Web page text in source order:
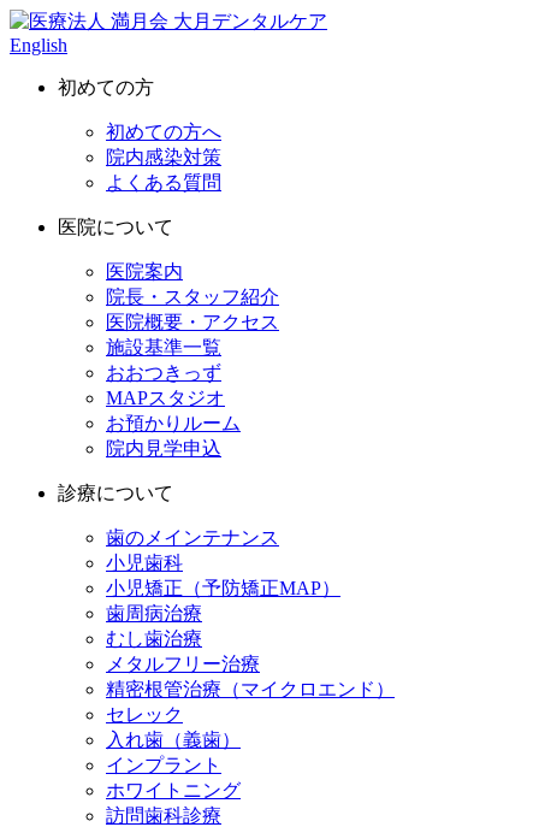
English
初めての方
初めての方へ
院内感染対策
よくある質問
医院について
医院案内
院長・スタッフ紹介
医院概要・アクセス
施設基準一覧
おおつきっず
MAPスタジオ
お預かりルーム
院内見学申込
診療について
歯のメインテナンス
小児歯科
小児矯正（予防矯正MAP）
歯周病治療
むし歯治療
メタルフリー治療
精密根管治療（マイクロエンド）
セレック
入れ歯（義歯）
インプラント
ホワイトニング
訪問歯科診療